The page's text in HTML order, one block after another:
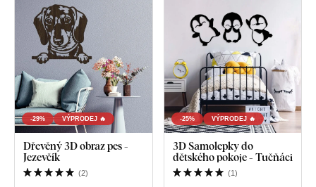
-29% VÝPRODEJ 🔥
Dřevěný 3D obraz pes -
Jezevčík
(2)
-25% VÝPRODEJ 🔥
3D Samolepky do
dětského pokoje - Tučňáci
(1)